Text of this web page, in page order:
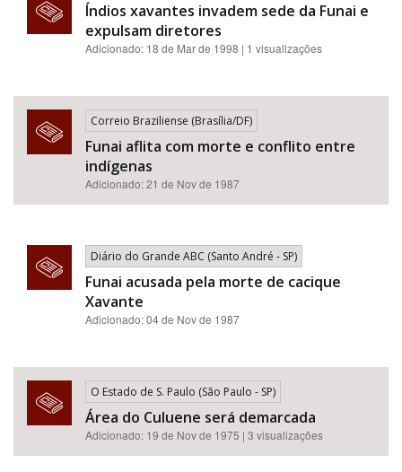
Índios xavantes invadem sede da Funai e
expulsam diretores
Adicionado: 18 de Mar de 1998 | 1 visualizações
Correio Braziliense (Brasília/DF)
Funai aflita com morte e conflito entre
indígenas
Adicionado: 21 de Nov de 1987
Diário do Grande ABC (Santo André - SP)
Funai acusada pela morte de cacique
Xavante
Adicionado: 04 de Nov de 1987
O Estado de S. Paulo (São Paulo - SP)
Área do Culuene será demarcada
Adicionado: 19 de Nov de 1975 | 3 visualizações